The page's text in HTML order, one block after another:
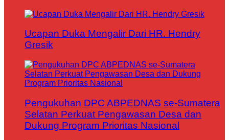
Ucapan Duka Mengalir Dari HR. Hendry
Gresik
Pengukuhan DPC ABPEDNAS se-Sumatera
Selatan Perkuat Pengawasan Desa dan
Dukung Program Prioritas Nasional